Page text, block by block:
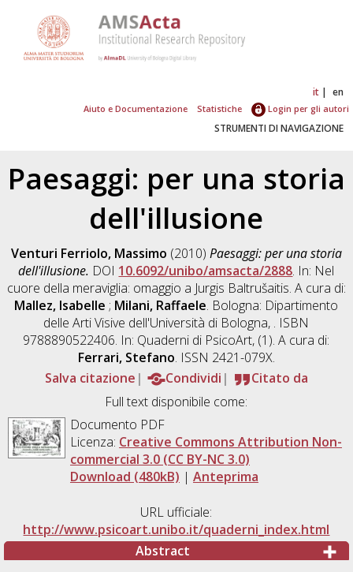
it en
Aiuto e Documentazione Statistiche Login per gli autori
STRUMENTI DI NAVIGAZIONE
Paesaggi: per una storia
dell'illusione
Venturi Ferriolo, Massimo (2010) Paesaggi: per una storia
dell'illusione. DOI 10.6092/unibo/amsacta/2888. In: Nel
cuore della meraviglia: omaggio a Jurgis Baltrušaitis. A cura di:
Mallez, Isabelle ; Milani, Raffaele. Bologna: Dipartimento
delle Arti Visive dell'Università di Bologna, . ISBN
9788890522406. In: Quaderni di PsicoArt, (1). A cura di:
Ferrari, Stefano. ISSN 2421-079X.
Salva citazione
Condividi
Citato da
Full text disponibile come:
Documento PDF
Licenza: Creative Commons Attribution Non-
commercial 3.0 (CC BY-NC 3.0)
Download (480kB) | Anteprima
URL ufficiale:
http://www.psicoart.unibo.it/quaderni_index.html
Abstract